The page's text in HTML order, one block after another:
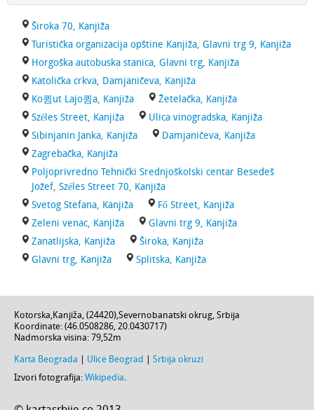
Široka 70, Kanjiža
Turistička organizacija opštine Kanjiža, Glavni trg 9, Kanjiža
Horgoška autobuska stanica, Glavni trg, Kanjiža
Katolička crkva, Damjaničeva, Kanjiža
Ko큄ut Lajo큄a, Kanjiža
Žetelačka, Kanjiža
Széles Street, Kanjiža
Ulica vinogradska, Kanjiža
Sibinjanin Janka, Kanjiža
Damjaničeva, Kanjiža
Zagrebačka, Kanjiža
Poljoprivredno Tehnički Srednjoškolski centar Besedeš
Jožef, Széles Street 70, Kanjiža
Svetog Stefana, Kanjiža
Fő Street, Kanjiža
Zeleni venac, Kanjiža
Glavni trg 9, Kanjiža
Zanatlijska, Kanjiža
Široka, Kanjiža
Glavni trg, Kanjiža
Splitska, Kanjiža
Kotorska,Kanjiža, (24420),Severnobanatski okrug, Srbija
Koordinate: (46.0508286, 20.0430717)
Nadmorska visina: 79,52m
Karta Beograda Ulice Beograd
Srbija okruzi
Izvori fotografija: Wikipedia.